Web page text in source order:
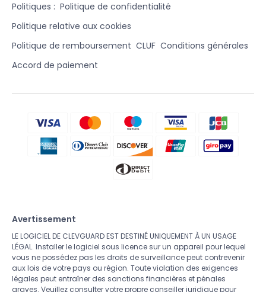
Politiques : Politique de confidentialité
Politique relative aux cookies
Politique de remboursement CLUF Conditions générales
Accord de paiement
Avertissement
LE LOGICIEL DE CLEVGUARD EST DESTINÉ UNIQUEMENT À UN USAGE
LÉGAL. Installer le logiciel sous licence sur un appareil pour lequel
vous ne possédez pas les droits de surveillance peut contrevenir
aux lois de votre pays ou région. Toute violation des exigences
légales peut entraîner des sanctions financières et pénales
graves. Veuillez consulter votre propre conseiller juridique pour